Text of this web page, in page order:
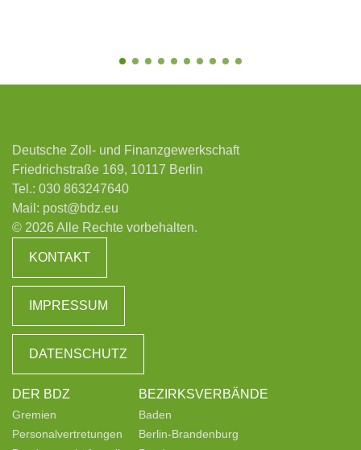
Deutsche Zoll- und Finanzgewerkschaft
Friedrichstraße 169, 10117 Berlin
Tel.: 030 863247640
Mail: post@bdz.eu
© 2026 Alle Rechte vorbehalten.
KONTAKT
IMPRESSUM
DATENSCHUTZ
DER BDZ
Gremien
Personalvertretungen
BEZIRKSVERBÄNDE
Baden
Berlin-Brandenburg